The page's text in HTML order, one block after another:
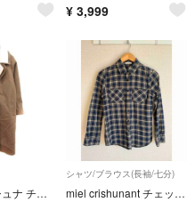
¥ 3,999
ミエル クリシュナ チェスターコート シングル 総裏地 S ベージュ
シャツ/ブラウス(長袖/七分)
miel crishunant チェック柄シャツ